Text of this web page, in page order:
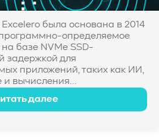
была основана в 2014
определяемое
базе NVMe SSD-
задержкой для
приложений, таких как ИИ,
вычисления...
далее